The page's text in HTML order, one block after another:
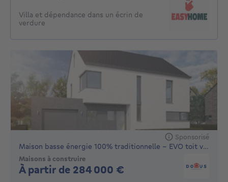
Villa et dépendance dans un écrin de
verdure
Sponsorisé
Maison basse énergie 100% traditionnelle - EVO toit versants
Maisons à construire
À partir de 284 000 €